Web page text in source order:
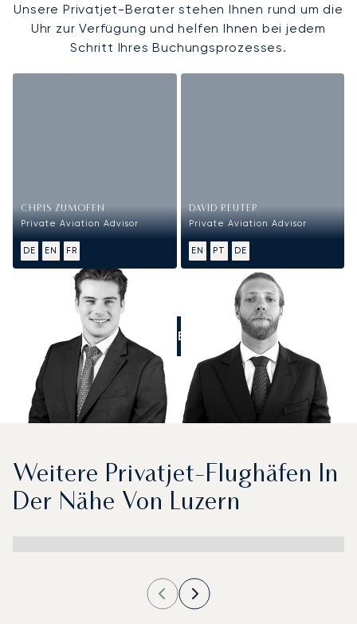
Unsere Privatjet-Berater stehen Ihnen rund um die
Uhr zur Verfügung und helfen Ihnen bei jedem
Schritt Ihres Buchungsprozesses.
CHRIS ZUMOFEN
Private Aviation Advisor
DE EN FR
DAVID REUTER
Private Aviation Advisor
EN PT DE
RUFEN SIE UNS AN
Weitere Privatjet-Flughäfen In
Der Nähe Von Luzern